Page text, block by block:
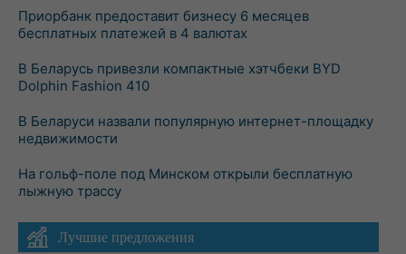
Приорбанк предоставит бизнесу 6 месяцев
бесплатных платежей в 4 валютах
В Беларусь привезли компактные хэтчбеки BYD
Dolphin Fashion 410
В Беларуси назвали популярную интернет-площадку
недвижимости
На гольф-поле под Минском открыли бесплатную
лыжную трассу
Лучшие предложения